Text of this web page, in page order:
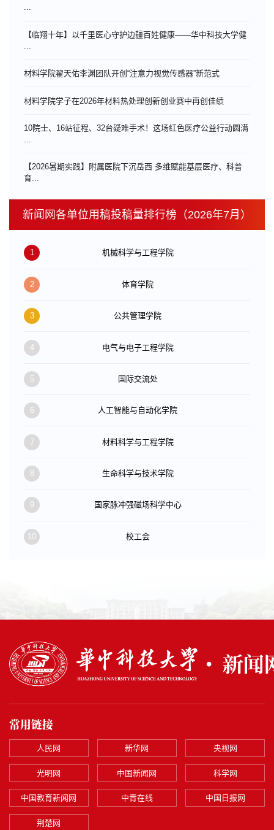
...
【临翔十年】以千里医心守护边疆百姓健康——华中科技大学健
材料学院翟天佑李渊团队开创“注意力视觉传感器”新范式
材料学院学子在2026年材料热处理创新创业赛中再创佳绩
10院士、16站征程、32台疑难手术！这场红色医疗公益行动圆满
【2026暑期实践】附属医院下沉岳西 多维赋能基层医疗、科普
育...
新闻网各单位用稿投稿量排行榜（2026年7月）
1 机械科学与工程学院
2 体育学院
3 公共管理学院
4 电气与电子工程学院
5 国际交流处
6 人工智能与自动化学院
7 材料科学与工程学院
8 生命科学与技术学院
9 国家脉冲强磁场科学中心
10 校工会
常用链接
人民网 新华网 央视网
光明网 中国新闻网 科学网
中国教育新闻网 中青在线 中国日报网
荆楚网